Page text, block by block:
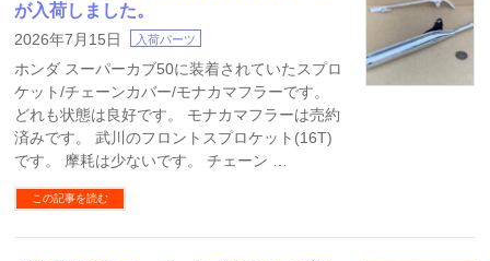
が入荷しました。
2026年7月15日 入荷パーツ
ホンダ スーパーカブ50に装着されていたスプロ
ケット/チェーンカバー/モナカマフラーです。
どれも状態は良好です。 モナカマフラーは売約
済みです。 武川のフロントスプロケット(16T)
です。 摩耗は少ないです。 チェーン …
この記事を読む